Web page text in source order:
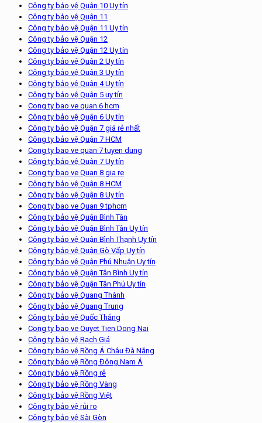
Công ty bảo vệ Quận 10 Uy tín
Công ty bảo vệ Quận 11
Công ty bảo vệ Quận 11 Uy tín
Công ty bảo vệ Quận 12
Công ty bảo vệ Quận 12 Uy tín
Công ty bảo vệ Quận 2 Uy tín
Công ty bảo vệ Quận 3 Uy tín
Công ty bảo vệ Quận 4 Uy tín
Công ty bảo vệ Quận 5 uy tín
Cong ty bao ve quan 6 hcm
Công ty bảo vệ Quận 6 Uy tín
Công ty bảo vệ Quận 7 giá rẻ nhất
Công ty bảo vệ Quận 7 HCM
Cong ty bao ve quan 7 tuyen dung
Công ty bảo vệ Quận 7 Uy tín
Cong ty bao ve Quan 8 gia re
Công ty bảo vệ Quận 8 HCM
Công ty bảo vệ Quận 8 Uy tín
Cong ty bao ve Quan 9 tphcm
Công ty bảo vệ Quận Bình Tân
Công ty bảo vệ Quận Bình Tân Uy tín
Công ty bảo vệ Quận Bình Thạnh Uy tín
Công ty bảo vệ Quận Gò Vấp Uy tín
Công ty bảo vệ Quận Phú Nhuận Uy tín
Công ty bảo vệ Quận Tân Bình Uy tín
Công ty bảo vệ Quận Tân Phú Uy tín
Công ty bảo vệ Quang Thành
Công ty bảo vệ Quang Trung
Công ty bảo vệ Quốc Thắng
Cong ty bao ve Quyet Tien Dong Nai
Công ty bảo vệ Rạch Giá
Công ty bảo vệ Rồng Á Châu Đà Nẵng
Công ty bảo vệ Rồng Đông Nam Á
Công ty bảo vệ Rồng rẻ
Công ty bảo vệ Rồng Vàng
Công ty bảo vệ Rồng Việt
Công ty bảo vệ rủi ro
Công ty bảo vệ Sài Gòn